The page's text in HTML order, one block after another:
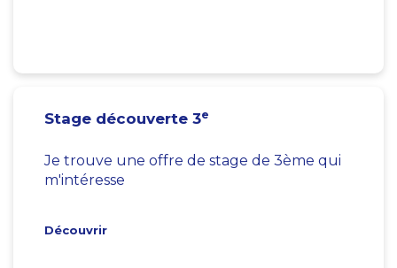
Stage découverte 3e
Je trouve une offre de stage de 3ème qui
m'intéresse
Découvrir